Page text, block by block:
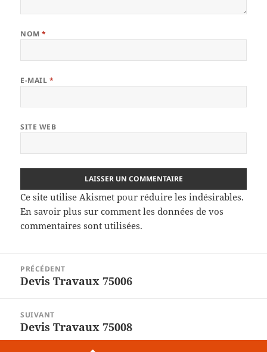
NOM*
E-MAIL *
SITE WEB
Ce site utilise Akismet pour réduire les indésirables.
En savoir plus sur comment les données de vos
commentaires sont utilisées.
l’article
PRÉCÉDENT
Article
Devis Travaux 75006
SUIVANT
Article
suivant :
Devis Travaux 75008